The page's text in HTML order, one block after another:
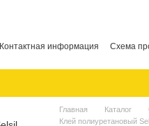
Контактная информация Схема
Главная Каталог
Клей полиуретановый